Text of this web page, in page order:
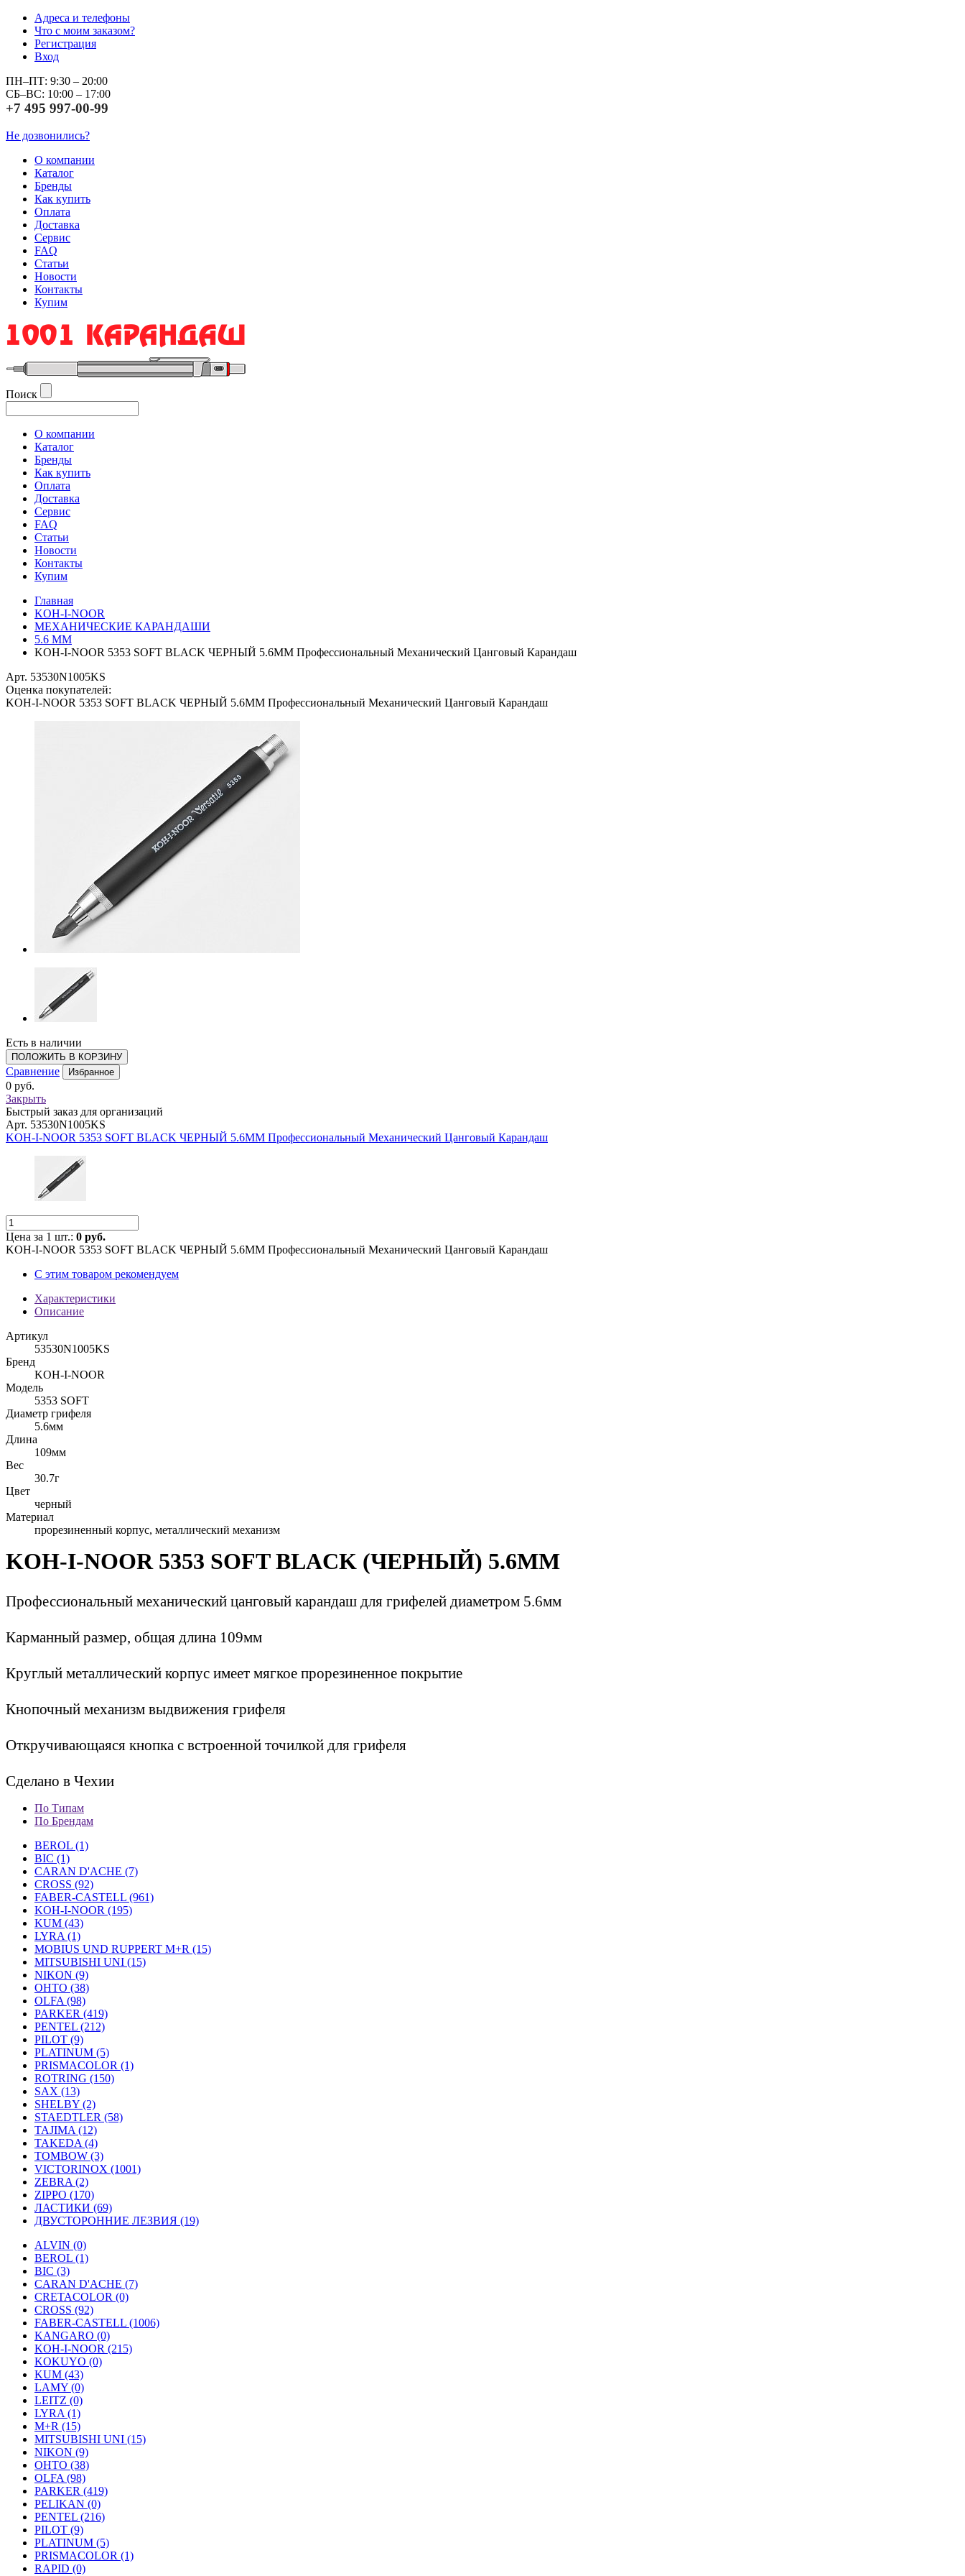
Адреса и телефоны
Что с моим заказом?
Регистрация
Вход
ПН–ПТ: 9:30 – 20:00
СБ–ВС: 10:00 – 17:00
+7 495 997-00-99
Не дозвонились?
О компании
Каталог
Бренды
Как купить
Оплата
Доставка
Сервис
FAQ
Статьи
Новости
Контакты
Купим
Поиск
О компании
Каталог
Бренды
Как купить
Оплата
Доставка
Сервис
FAQ
Статьи
Новости
Контакты
Купим
Главная
KOH-I-NOOR
МЕХАНИЧЕСКИЕ КАРАНДАШИ
5.6 ММ
KOH-I-NOOR 5353 SOFT BLACK ЧЕРНЫЙ 5.6MM Профессиональный Механический Цанговый Карандаш
Арт. 53530N1005KS
Оценка покупателей:
KOH-I-NOOR 5353 SOFT BLACK ЧЕРНЫЙ 5.6MM Профессиональный Механический Цанговый Карандаш
Есть в наличии
ПОЛОЖИТЬ В КОРЗИНУ
Сравнение Избранное
0 руб.
Закрыть
Быстрый заказ для организаций
Арт. 53530N1005KS
KOH-I-NOOR 5353 SOFT BLACK ЧЕРНЫЙ 5.6MM Профессиональный Механический Цанговый Карандаш
Цена за 1 шт.: 0 руб.
KOH-I-NOOR 5353 SOFT BLACK ЧЕРНЫЙ 5.6MM Профессиональный Механический Цанговый Карандаш
С этим товаром рекомендуем
Характеристики
Описание
Артикул
53530N1005KS
Бренд
KOH-I-NOOR
Модель
5353 SOFT
Диаметр грифеля
5.6мм
Длина
109мм
Вес
30.7г
Цвет
черный
Материал
прорезиненный корпус, металлический механизм
KOH-I-NOOR 5353 SOFT BLACK (ЧЕРНЫЙ) 5.6ММ
Профессиональный механический цанговый карандаш для грифелей диаметром 5.6мм
Карманный размер, общая длина 109мм
Круглый металлический корпус имеет мягкое прорезиненное покрытие
Кнопочный механизм выдвижения грифеля
Откручивающаяся кнопка с встроенной точилкой для грифеля
Сделано в Чехии
По Типам
По Брендам
BEROL (1)
BIC (1)
CARAN D'ACHE (7)
CROSS (92)
FABER-CASTELL (961)
KOH-I-NOOR (195)
KUM (43)
LYRA (1)
MOBIUS UND RUPPERT M+R (15)
MITSUBISHI UNI (15)
NIKON (9)
OHTO (38)
OLFA (98)
PARKER (419)
PENTEL (212)
PILOT (9)
PLATINUM (5)
PRISMACOLOR (1)
ROTRING (150)
SAX (13)
SHELBY (2)
STAEDTLER (58)
TAJIMA (12)
TAKEDA (4)
TOMBOW (3)
VICTORINOX (1001)
ZEBRA (2)
ZIPPO (170)
ЛАСТИКИ (69)
ДВУСТОРОННИЕ ЛЕЗВИЯ (19)
ALVIN (0)
BEROL (1)
BIC (3)
CARAN D'ACHE (7)
CRETACOLOR (0)
CROSS (92)
FABER-CASTELL (1006)
KANGARO (0)
KOH-I-NOOR (215)
KOKUYO (0)
KUM (43)
LAMY (0)
LEITZ (0)
LYRA (1)
M+R (15)
MITSUBISHI UNI (15)
NIKON (9)
OHTO (38)
OLFA (98)
PARKER (419)
PELIKAN (0)
PENTEL (216)
PILOT (9)
PLATINUM (5)
PRISMACOLOR (1)
RAPID (0)